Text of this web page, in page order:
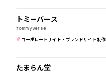
トミーバース
tommyverse
コーポレートサイト・ブランドサイト制作
たまらん堂